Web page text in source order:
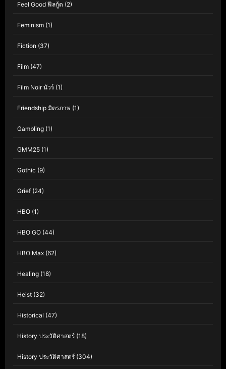
Feel Good ฟีลกู้ด (2)
Feminism (1)
Fiction (37)
Film (47)
Film Noir นัวร์ (1)
Friendship มิตรภาพ (1)
Gambling (1)
GMM25 (1)
Gothic (9)
Grief (24)
HBO (1)
HBO GO (44)
HBO Max (62)
Healing (18)
Heist (32)
Historical (47)
History ประวัติศาสตร์ (18)
History ประวัติศาสตร์ (304)